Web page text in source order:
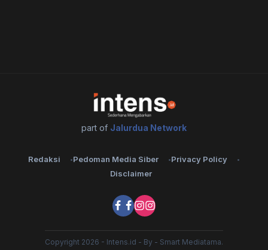
part of Jalurdua Network
Redaksi Pedoman Media Siber
Privacy Policy
Disclaimer
Copyright 2026 - Intens.id - By - Smart Mediatama.